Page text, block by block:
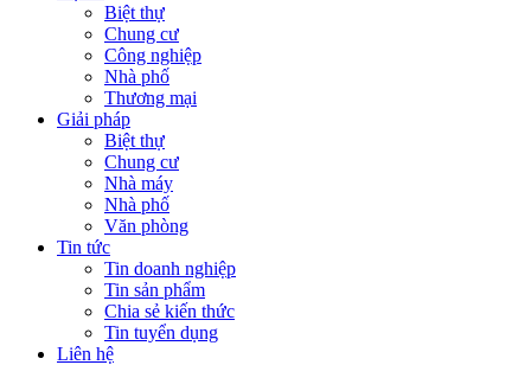
Biệt thự
Chung cư
Công nghiệp
Nhà phố
Thương mại
Giải pháp
Biệt thự
Chung cư
Nhà máy
Nhà phố
Văn phòng
Tin tức
Tin doanh nghiệp
Tin sản phẩm
Chia sẻ kiến thức
Tin tuyển dụng
Liên hệ